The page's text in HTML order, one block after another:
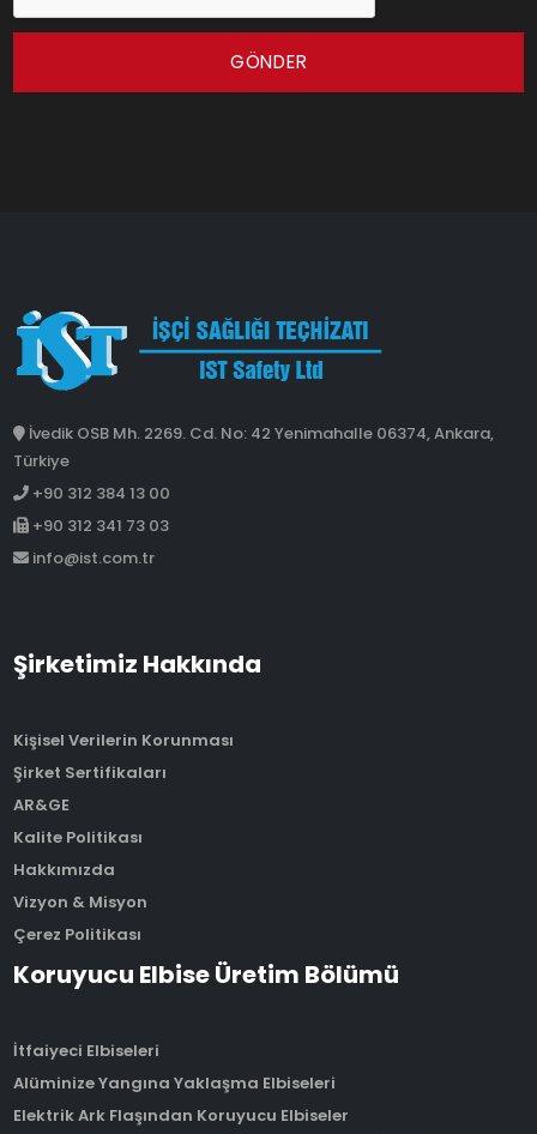
GÖNDER
İvedik OSB Mh. 2269. Cd. No: 42 Yenimahalle 06374, Ankara,
Türkiye
+90 312 384 13 00
+90 312 341 73 03
info@ist.com.tr
Şirketimiz Hakkında
Kişisel Verilerin Korunması
Şirket Sertifikaları
AR&GE
Kalite Politikası
Hakkımızda
Vizyon & Misyon
Çerez Politikası
Koruyucu Elbise Üretim Bölümü
İtfaiyeci Elbiseleri
Alüminize Yangına Yaklaşma Elbiseleri
Elektrik Ark Flaşından Koruyucu Elbiseler